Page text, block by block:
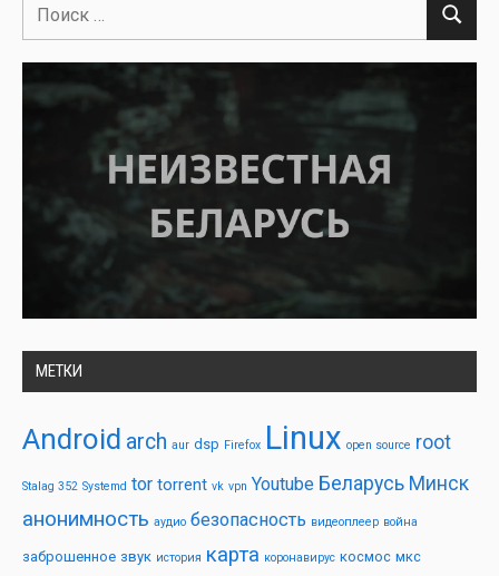
для:
Поиск
МЕТКИ
Android arch aur dsp Firefox Linux open source root
Stalag 352 Systemd tor torrent vk vpn Youtube Беларусь Минск
анонимность аудио безопасность видеоплеер война
заброшенное звук история карта коронавирус космос мкс